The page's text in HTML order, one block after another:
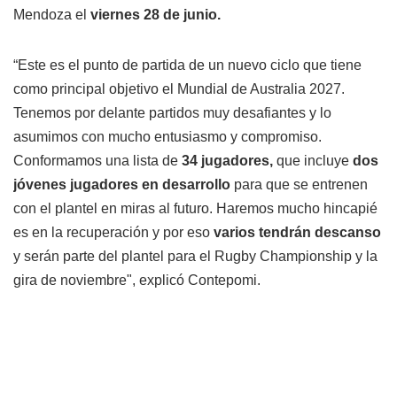
Mendoza el viernes 28 de junio.
“Este es el punto de partida de un nuevo ciclo que tiene
como principal objetivo el Mundial de Australia 2027.
Tenemos por delante partidos muy desafiantes y lo
asumimos con mucho entusiasmo y compromiso.
Conformamos una lista de 34 jugadores, que incluye dos
jóvenes jugadores en desarrollo para que se entrenen
con el plantel en miras al futuro. Haremos mucho hincapié
es en la recuperación y por eso varios tendrán descanso
y serán parte del plantel para el Rugby Championship y la
gira de noviembre", explicó Contepomi.